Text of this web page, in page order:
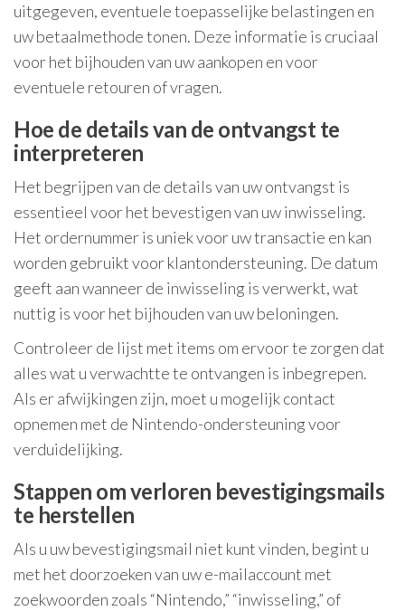
uitgegeven, eventuele toepasselijke belastingen en
uw betaalmethode tonen. Deze informatie is cruciaal
voor het bijhouden van uw aankopen en voor
eventuele retouren of vragen.
Hoe de details van de ontvangst te
interpreteren
Het begrijpen van de details van uw ontvangst is
essentieel voor het bevestigen van uw inwisseling.
Het ordernummer is uniek voor uw transactie en kan
worden gebruikt voor klantondersteuning. De datum
geeft aan wanneer de inwisseling is verwerkt, wat
nuttig is voor het bijhouden van uw beloningen.
Controleer de lijst met items om ervoor te zorgen dat
alles wat u verwachtte te ontvangen is inbegrepen.
Als er afwijkingen zijn, moet u mogelijk contact
opnemen met de Nintendo-ondersteuning voor
verduidelijking.
Stappen om verloren bevestigingsmails
te herstellen
Als u uw bevestigingsmail niet kunt vinden, begint u
met het doorzoeken van uw e-mailaccount met
zoekwoorden zoals “Nintendo,” “inwisseling,” of